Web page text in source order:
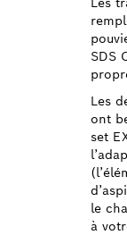
SDS
Les
ont
set
le
à